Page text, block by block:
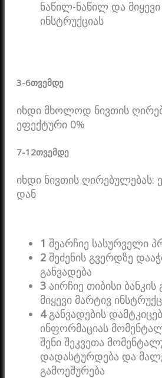
ნაწილ-ნაწილ და
ინსტრუქციას
3-6თვემდე
იხდი მხოლოდ ნივთის
ეფექტური 0%
7-12თვემდე
იხდი ნივთის ღირებულებას:
დან
1 შეარჩიე სასურველი
2 შეძენის გვერდზე
განვადება
3 აირჩიე თიბისი
მიყევი მარტივ
4განვადების
ინფორმაციას
შენი შეკვეთა
დადასტურდება და
გამოეშურება